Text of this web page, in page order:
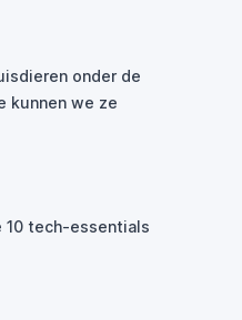
onder de
kunnen we ze
10 tech-essentials